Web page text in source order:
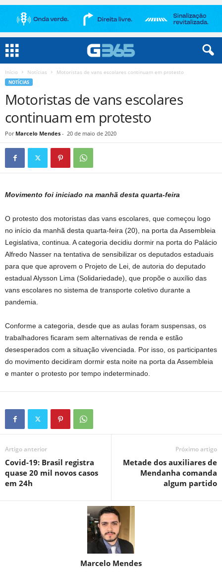
Início Notícias Motoristas de vans escolares continuam em protesto
NOTÍCIAS
Motoristas de vans escolares
continuam em protesto
Por Marcelo Mendes - 20 de maio de 2020
Movimento foi iniciado na manhã desta quarta-feira
O protesto dos motoristas das vans escolares, que começou logo
no início da manhã desta quarta-feira (20), na porta da Assembleia
Legislativa, continua. A categoria decidiu dormir na porta do Palácio
Alfredo Nasser na tentativa de sensibilizar os deputados estaduais
para que que aprovem o Projeto de Lei, de autoria do deputado
estadual Alysson Lima (Solidariedade), que propõe o auxílio das
vans escolares no sistema de transporte coletivo durante a
pandemia.
Conforme a categoria, desde que as aulas foram suspensas, os
trabalhadores ficaram sem alternativas de renda e estão
desesperados com a situação vivenciada. Por isso, os participantes
do movimento decidiram dormir esta noite na porta da Assembleia
e manter o protesto por tempo indeterminado.
Artigo anterior
Covid-19: Brasil registra
quase 20 mil novos casos
em 24h
Próximo artigo
Metade dos auxiliares de
Mendanha comanda
algum partido
Marcelo Mendes